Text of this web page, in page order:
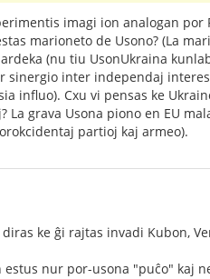
imagi ion analogan por
marioneto de Usono? (La
(nu tiu UsonUkraina
sinergio inter independaj
influo). Cxu vi pensas ke
La grava Usona piono en EU
partioj kaj armeo).
ke ĝi rajtas invadi Kubon,
nur por-usona "puĉo" kaj